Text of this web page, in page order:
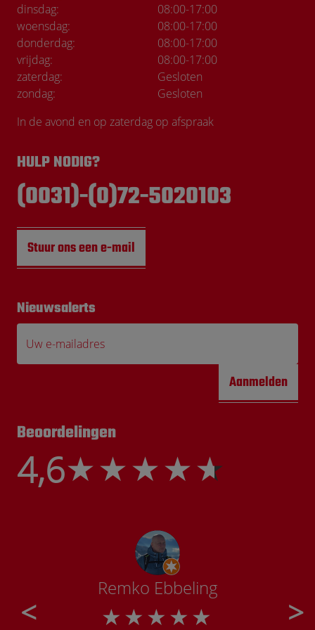
dinsdag:
08:00-17:00
woensdag:
08:00-17:00
donderdag:
08:00-17:00
vrijdag:
08:00-17:00
zaterdag:
Gesloten
zondag:
Gesloten
In de avond en op zaterdag op afspraak
HULP NODIG?
(0031)-(0)72-5020103
Stuur ons een e-mail
Nieuwsalerts
Uw e-mailadres
Aanmelden
Beoordelingen
4,6
Remko Ebbeling